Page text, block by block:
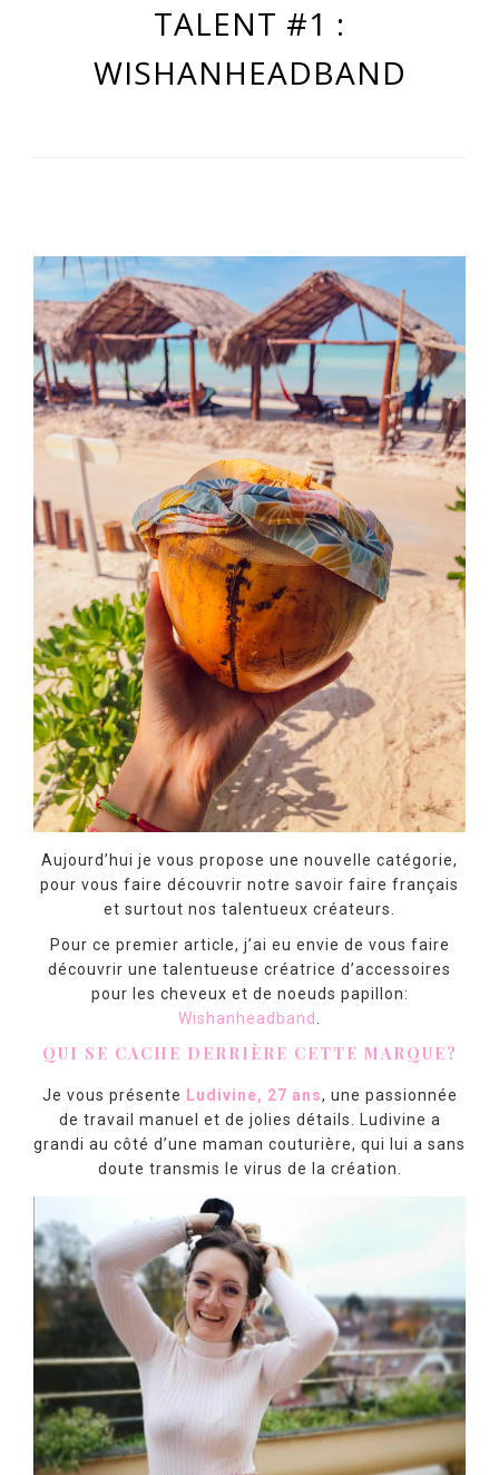
TALENT #1 :
WISHANHEADBAND
Aujourd’hui je vous propose une nouvelle catégorie,
pour vous faire découvrir notre savoir faire français
et surtout nos talentueux créateurs.
Pour ce premier article, j’ai eu envie de vous faire
découvrir une talentueuse créatrice d’accessoires
pour les cheveux et de noeuds papillon:
Wishanheadband
QUI SE CACHE DERRIÈRE CETTE MARQUE?
Je vous présente Ludivine, 27 ans, une passionnée
de travail manuel et de jolies détails. Ludivine a
grandi au côté d’une maman couturière, qui lui a sans
doute transmis le virus de la création.